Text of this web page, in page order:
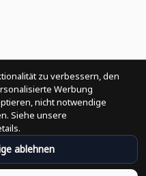
zu verbessern, den
Werbung
nicht notwendige
Siehe unsere
ablehnen